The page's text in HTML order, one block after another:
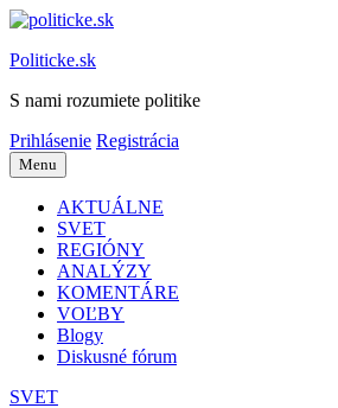
Preskočiť
obsah
Politicke.sk
S nami rozumiete politike
Prihlásenie Registrácia
Menu
AKTUÁLNE
SVET
REGIÓNY
ANALÝZY
KOMENTÁRE
VOĽBY
Blogy
Diskusné fórum
SVET